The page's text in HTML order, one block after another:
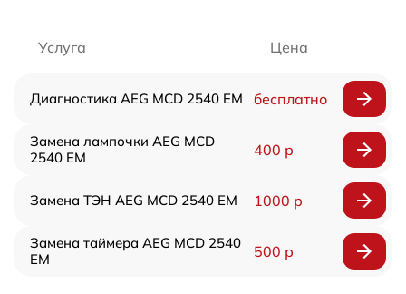
Услуга Цена
Диагностика AEG MCD 2540 EM бесплатно
Замена лампочки AEG MCD
2540 EM
400 р
Замена ТЭН AEG MCD 2540 EM 1000 р
Замена таймера AEG MCD 2540
EM
500 р